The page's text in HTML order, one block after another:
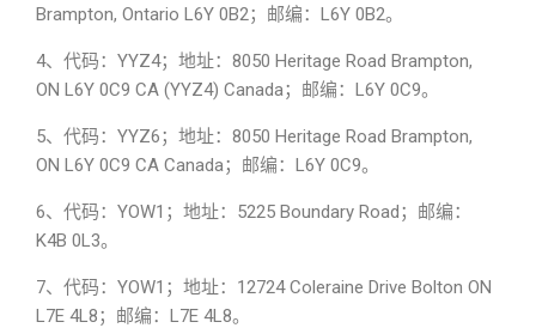
Brampton, Ontario L6Y 0B2；邮编：L6Y 0B2。
4、代码：YYZ4；地址：8050 Heritage Road Brampton,
ON L6Y 0C9 CA (YYZ4) Canada；邮编：L6Y 0C9。
5、代码：YYZ6；地址：8050 Heritage Road Brampton,
ON L6Y 0C9 CA Canada；邮编：L6Y 0C9。
6、代码：YOW1；地址：5225 Boundary Road；邮编：
K4B 0L3。
7、代码：YOW1；地址：12724 Coleraine Drive Bolton ON
L7E 4L8；邮编：L7E 4L8。